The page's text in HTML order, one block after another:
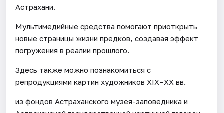
Астрахани.
Мультимедийные средства помогают приоткрыть
новые страницы жизни предков, создавая эффект
погружения в реалии прошлого.
Здесь также можно познакомиться с
репродукциями картин художников XIX–XX вв.
из фондов Астраханского музея-заповедника и